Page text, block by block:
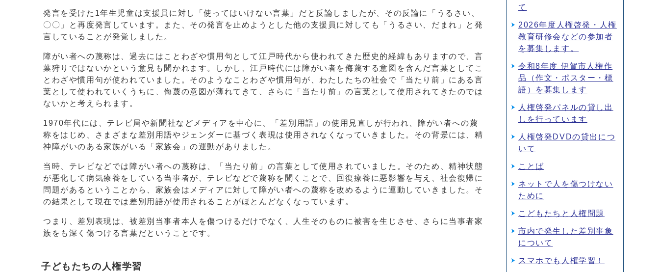
発言を受けた1年生児童は支援員に対し「使ってはいけない言葉」だと反論しましたが、その反論に「うるさい、
〇〇」と再度発言しています。また、その発言を止めようとした他の支援員に対しても「うるさい、だまれ」と発
言していることが発覚しました。
障がい者への蔑称は、過去にはことわざや慣用句として江戸時代から使われてきた歴史的経緯もありますので、言
葉狩りではないかという意見も聞かれます。しかし、江戸時代には障がい者を侮蔑する意図を含んだ言葉としてこ
とわざや慣用句が使われていました。そのようなことわざや慣用句が、わたしたちの社会で「当たり前」にある言
葉として使われていくうちに、侮蔑の意図が薄れてきて、さらに「当たり前」の言葉として使用されてきたのでは
ないかと考えられます。
1970年代には、テレビ局や新聞社などメディアを中心に、「差別用語」の使用見直しが行われ、障がい者への蔑
称をはじめ、さまざまな差別用語やジェンダーに基づく表現は使用されなくなっていきました。その背景には、精
神障がいのある家族がいる「家族会」の運動がありました。
当時、テレビなどでは障がい者への蔑称は、「当たり前」の言葉として使用されていました。そのため、精神状態
が悪化して病気療養をしている当事者が、テレビなどで蔑称を聞くことで、回復療養に悪影響を与え、社会復帰に
問題があるということから、家族会はメディアに対して障がい者への蔑称を改めるように運動していきました。そ
の結果として現在では差別用語が使用されることがほとんどなくなっています。
つまり、差別表現は、被差別当事者本人を傷つけるだけでなく、人生そのものに被害を生じさせ、さらに当事者家
族をも深く傷つける言葉だということです。
子どもたちの人権学習
て
2026年度人権啓発・人権
教育研修会などの参加者
を募集します。
令和8年度 伊賀市人権作
品（作文・ポスター・標
語）を募集します
人権啓発パネルの貸し出
しを行っています
人権啓発DVDの貸出につ
いて
ことば
ネットで人を傷つけない
ために
こどもたちと人権問題
市内で発生した差別事象
について
スマホでも人権学習！